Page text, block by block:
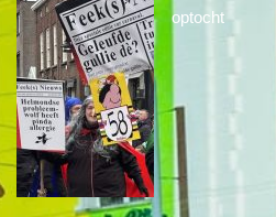
optocht